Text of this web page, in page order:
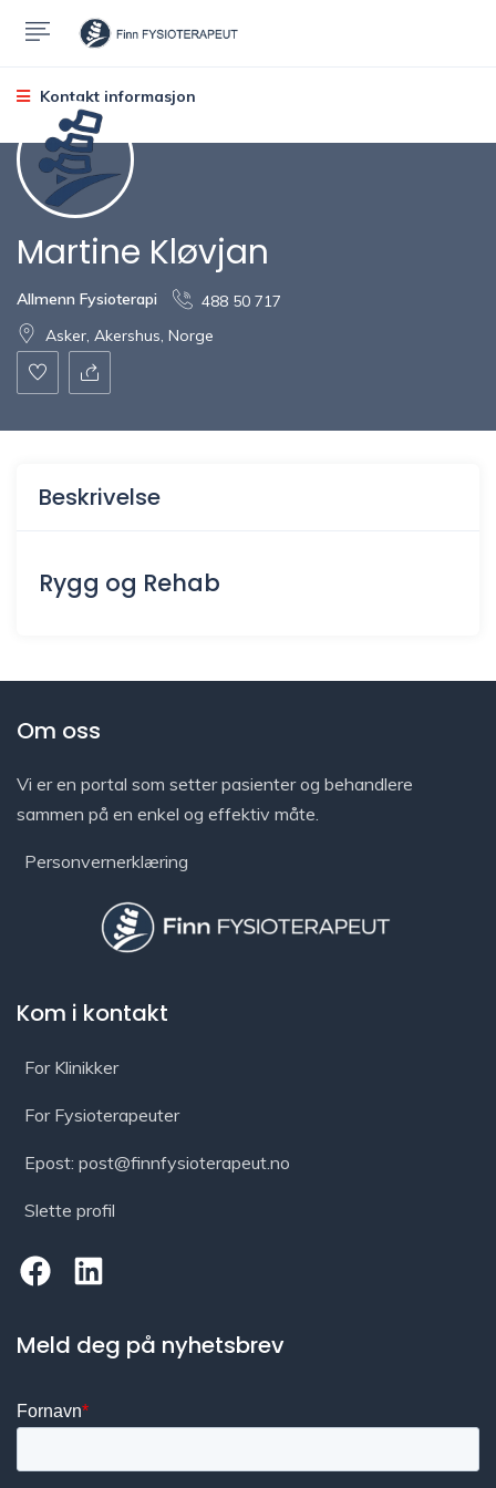
Kontakt informasjon
Martine Kløvjan
Allmenn Fysioterapi
488 50 717
Asker, Akershus, Norge
Beskrivelse
Rygg og Rehab
Om oss
Vi er en portal som setter pasienter og behandlere
sammen på en enkel og effektiv måte.
Personvernerklæring
Kom i kontakt
For Klinikker
For Fysioterapeuter
Epost: post@finnfysioterapeut.no
Slette profil
Meld deg på nyhetsbrev